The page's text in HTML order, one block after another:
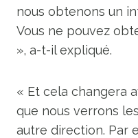
nous obtenons un
Vous ne pouvez
», a-t-il expliqué.
« Et cela changera
que nous verrons
autre direction. Par